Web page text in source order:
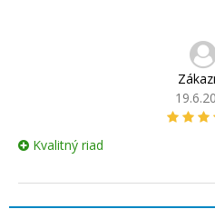
Kvalitný riad